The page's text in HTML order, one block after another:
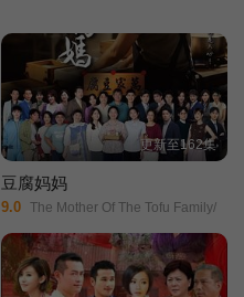
更新至162集
豆腐妈妈
9.0 The Mother Of The Tofu Family/